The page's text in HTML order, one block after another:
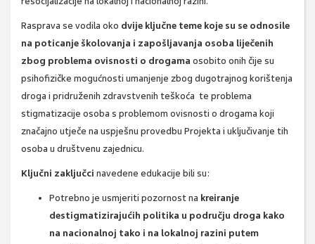
Rasprava se vodila oko dvije ključne teme koje su se odnosile
na poticanje školovanja i zapošljavanja osoba liječenih
zbog problema ovisnosti o drogama osobito onih čije su
psihofizičke mogućnosti umanjenje zbog dugotrajnog korištenja
droga i pridruženih zdravstvenih teškoća te problema
stigmatizacije osoba s problemom ovisnosti o drogama koji
značajno utječe na uspješnu provedbu Projekta i uključivanje tih
osoba u društvenu zajednicu.
Ključni zaključci navedene edukacije bili su:
Potrebno je usmjeriti pozornost na kreiranje
destigmatizirajućih politika u području droga kako
na nacionalnoj tako i na lokalnoj razini putem